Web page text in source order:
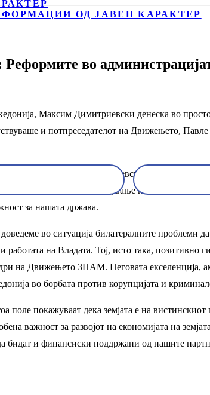
ОД ЈАВЕН КАРАКТЕР
во
Максим Димитриевски денеска во
и потпреседателот на Движењето,
Максим Димитриевски во разговорот
а со цел оневозможување на
за нашата држава.
во ситуација билатералните проблеми
на Владата. Тој, исто така, позитивно
на Движењето ЗНАМ. Неговата
во борбата против корупцијата и
поле покажуваат дека земјата е на
важност за развојот на економијата на
бидат и финансиски поддржани од нашите